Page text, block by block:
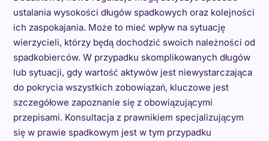
ustalania wysokości długów spadkowych oraz kolejności
ich zaspokajania. Może to mieć wpływ na sytuację
wierzycieli, którzy będą dochodzić swoich należności od
spadkobierców. W przypadku skomplikowanych długów
lub sytuacji, gdy wartość aktywów jest niewystarczająca
do pokrycia wszystkich zobowiązań, kluczowe jest
szczegółowe zapoznanie się z obowiązującymi
przepisami. Konsultacja z prawnikiem specjalizującym
się w prawie spadkowym jest w tym przypadku